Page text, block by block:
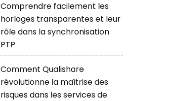
Comprendre facilement les
horloges transparentes et leur
rôle dans la synchronisation
PTP
Comment Qualishare
révolutionne la maîtrise des
risques dans les services de